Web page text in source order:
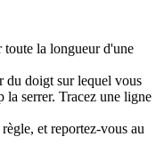
toute la longueur d'une
du doigt sur lequel vous
la serrer. Tracez une ligne
et reportez-vous au